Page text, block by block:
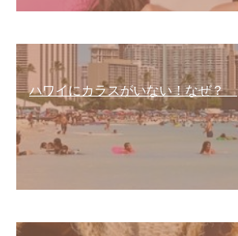
ハワイにカラスがいない！なぜ？